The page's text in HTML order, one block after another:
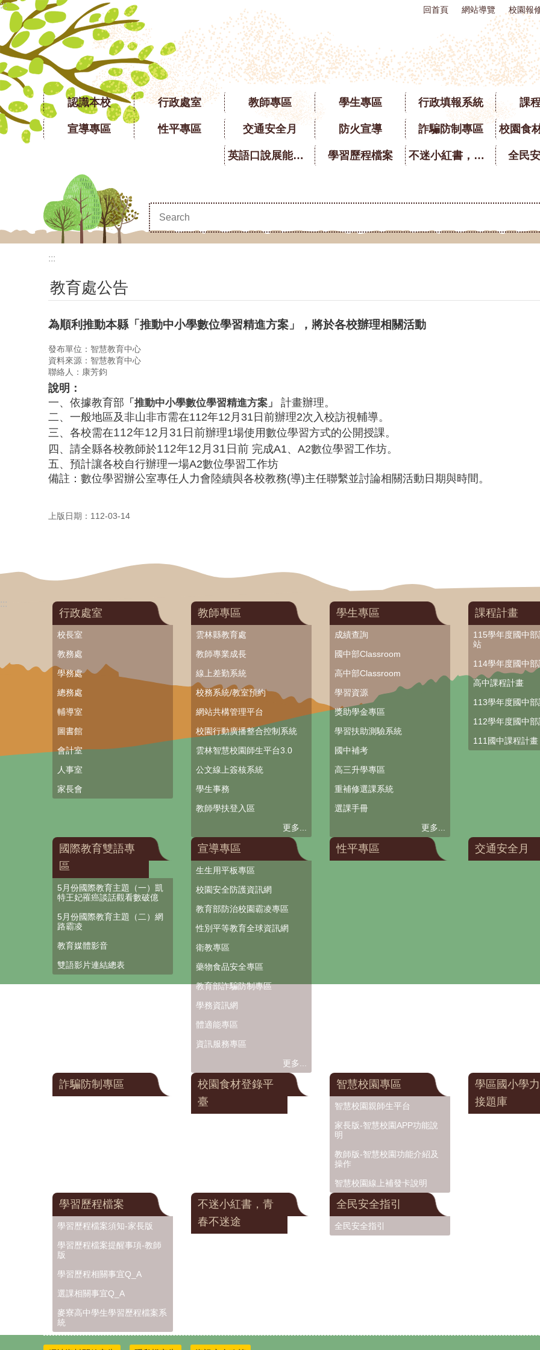
跳到主要內容區塊
::: 回首頁 網站導覽 校園報
認識本校 行政處室 教師專區 學生專區 行政填報系統 課
宣導專區 性平專區 交通安全月 防火宣導 詐騙防制專區
英語口說展能專區 學習歷程檔案 不迷小紅書，青春不迷途 全民
:::
教育處公告
為順利推動本縣「推動中小學數位學習精進方案」，將於各校辦理相關活動
發布單位：智慧教育中心
資料來源：智慧教育中心
聯絡人：康芳鈞
說明：
一、依據教育部 「推動中小學數位學習精進方案」
計畫辦理。
二、一般地區及非山非市需在112年12月31日前辦理2次入校訪視輔導。
三、各校需在112年12月31日前辦理1場使用數位學習方式的公開授課。
四、請全縣各校教師於112年12月31日前 完成A1、A2數位學習工作坊。
五、預計讓各校自行辦理一場A2數位學習工作坊
備註：數位學習辦公室專任人力會陸續與各校教務(導)主任聯繫並討論相關活動日期與時間。
上版日期：112-03-14
:::
行政處室
校長室
教務處
學務處
總務處
輔導室
圖書館
會計室
人事室
家長會
教師專區
雲林縣教育處
教師專業成長
線上差勤系統
校務系統/教室預約
網站共構管理平台
校園行動廣播整合控制系統
雲林智慧校園師生平台3.0
公文線上簽核系統
學生事務
教師學扶登入區
更多...
學生專區
成績查詢
國中部Classroom
高中部Classroom
學習資源
獎助學金專區
學習扶助測驗系統
國中補考
高三升學專區
重補修選課系統
選課手冊
更多...
課程計畫
115學年度國中
站
114學年度國中
高中課程計畫
113學年度國中
112學年度國中
111國中課程計畫
國際教育雙語專
區
5月份國際教育主題（一）凱
特王妃罹癌談話觀看數破億
5月份國際教育主題（二）網
路霸凌
教育媒體影音
雙語影片連結總表
宣導專區
生生用平板專區
校園安全防護資訊網
教育部防治校園霸凌專區
性別平等教育全球資訊網
衛教專區
藥物食品安全專區
教育部詐騙防制專區
學務資訊網
體適能專區
資訊服務專區
更多...
性平專區 交通安全月
詐騙防制專區
校園食材登錄平
臺
智慧校園專區
智慧校園親師生平台
家長版-智慧校園APP功能說
明
教師版-智慧校園功能介紹及
操作
智慧校園線上補發卡說明
學區國小學
接題庫
學習歷程檔案
學習歷程檔案須知-家長版
學習歷程檔案提醒事項-教師
版
學習歷程相關事宜Q_A
選課相關事宜Q_A
麥寮高中學生學習歷程檔案系
統
不迷小紅書，青
春不迷途
全民安全指引
全民安全指引